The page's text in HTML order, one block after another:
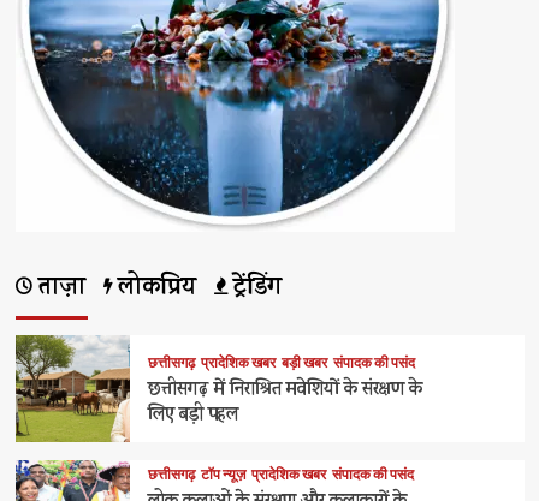
ताज़ा लोकप्रिय ट्रेंडिंग
छत्तीसगढ़ प्रादेशिक खबर बड़ी खबर संपादक की पसंद
छत्तीसगढ़ में निराश्रित मवेशियों के संरक्षण के
लिए बड़ी पहल
छत्तीसगढ़ टॉप न्यूज़ प्रादेशिक खबर संपादक की पसंद